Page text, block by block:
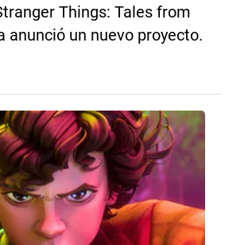
Things: Tales from
anunció un nuevo proyecto.